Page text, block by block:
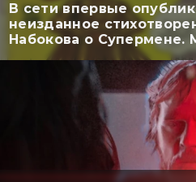
В сети впервые
неизданное
Набокова о Супермене.
перевели